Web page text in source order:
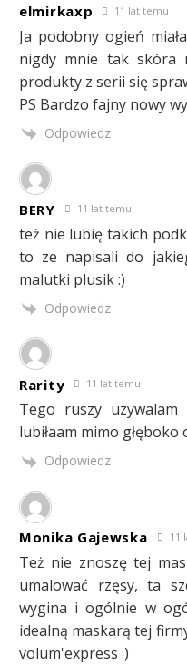
elmirkaxp 11 lat temu
Ja podobny ogień
nigdy mnie tak skóra
produkty z serii się
PS Bardzo fajny nowy
Odpowiedz
BERY 11 lat temu
też nie lubię takich
to ze napisali do
malutki plusik :)
Odpowiedz
Rarity 11 lat temu
Tego ruszy
lubiłaam mimo głęboko
Odpowiedz
Monika Gajewska 11
Też nie znoszę tej
umalować rzęsy, ta
wygina i ogólnie w
idealną maskarą tej
volum'express :)